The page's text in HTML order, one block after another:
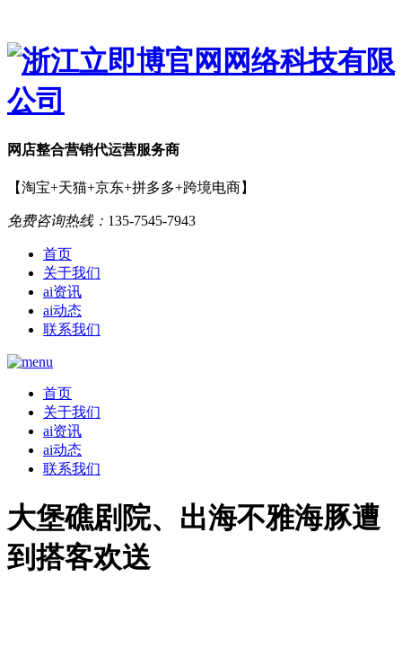
网店整合营销代运营服务商
【淘宝+天猫+京东+拼多多+跨境电商】
免费咨询热线： 135-7545-7943
首页
关于我们
ai资讯
ai动态
联系我们
首页
关于我们
ai资讯
ai动态
联系我们
大堡礁剧院、出海不雅海豚遭
到搭客欢送